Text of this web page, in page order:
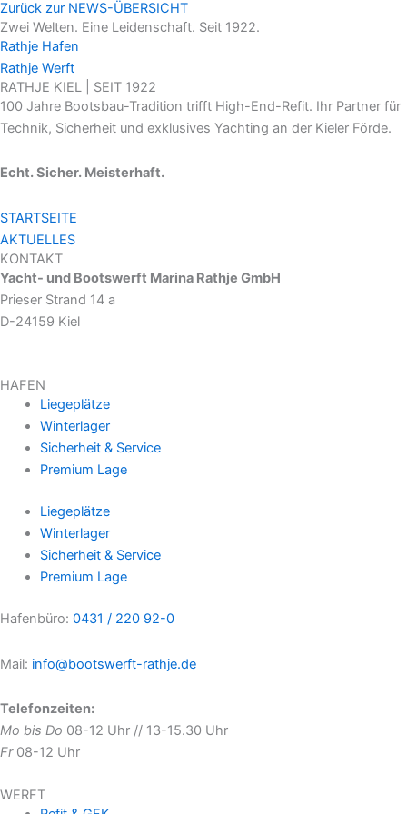
Zurück zur NEWS-ÜBERSICHT
Zwei Welten. Eine Leidenschaft. Seit 1922.
Rathje Hafen
Rathje Werft
RATHJE KIEL | SEIT 1922
100 Jahre Bootsbau-Tradition trifft High-End-Refit. Ihr Partner für
Technik, Sicherheit und exklusives Yachting an der Kieler Förde.
Echt. Sicher. Meisterhaft.
STARTSEITE
AKTUELLES
KONTAKT
Yacht- und Bootswerft Marina Rathje GmbH
Prieser Strand 14 a
D-24159 Kiel
HAFEN
Liegeplätze
Winterlager
Sicherheit & Service
Premium Lage
Liegeplätze
Winterlager
Sicherheit & Service
Premium Lage
Hafenbüro: 0431 / 220 92-0
Mail: info@bootswerft-rathje.de
Telefonzeiten:
Mo bis Do 08-12 Uhr // 13-15.30 Uhr
Fr 08-12 Uhr
WERFT